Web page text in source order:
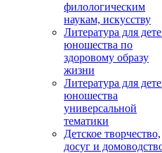
филологическим
наукам, искусству
Литература для
юношества по
здоровому образу
жизни
Литература для
юношества
универсальной
тематики
Детское творчество,
досуг и